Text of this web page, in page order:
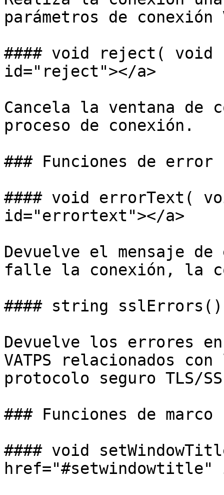
parámetros de
#### void reject(
id="reject"></a>
Cancela la ventana de
proceso de conexión.
### Funciones de error
#### void errorText(
id="errortext"></a>
Devuelve el mensaje
falle la conexión, la
#### string sslErrors()
Devuelve los errores
VATPS relacionados
protocolo seguro
### Funciones de marco
#### void
href="#setwindowtitle"